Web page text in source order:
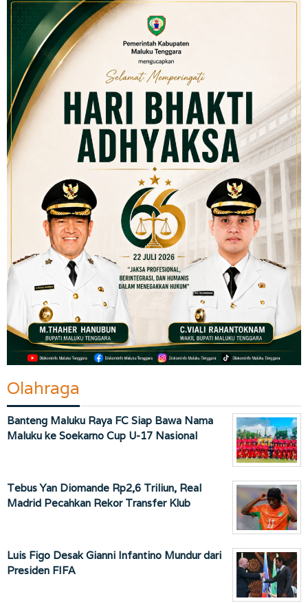
Olahraga
Banteng Maluku Raya FC Siap Bawa Nama
Maluku ke Soekarno Cup U-17 Nasional
Tebus Yan Diomande Rp2,6 Triliun, Real
Madrid Pecahkan Rekor Transfer Klub
Luis Figo Desak Gianni Infantino Mundur dari
Presiden FIFA